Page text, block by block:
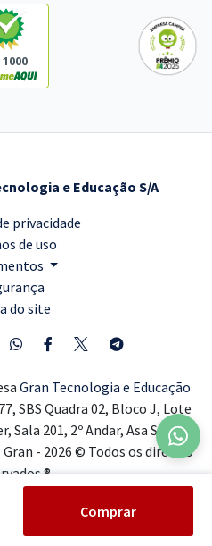
Comprar
1000
e Educação S/A
privacidade
de uso
do site
Gran Tecnologia e Educação
SBS Quadra 02, Bloco J, Lote
Sala 201, 2º Andar, Asa Sul,
Gran - 2026 © Todos os direitos
®